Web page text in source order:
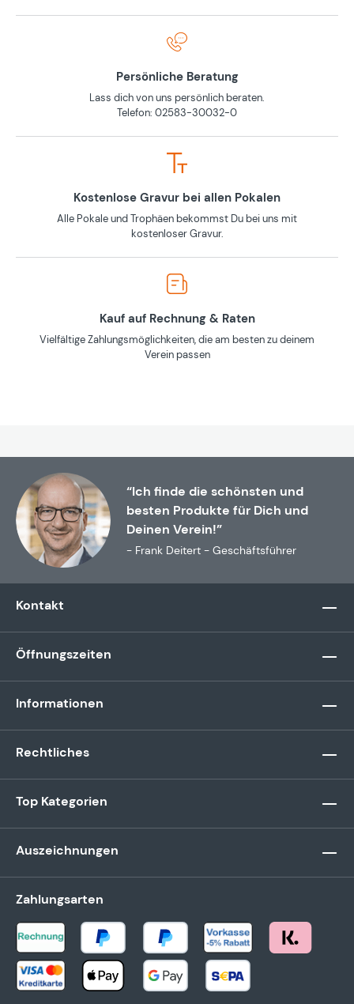
Persönliche Beratung
Lass dich von uns persönlich beraten.
Telefon: 02583-30032-0
Kostenlose Gravur bei allen Pokalen
Alle Pokale und Trophäen bekommst Du bei uns mit
kostenloser Gravur.
Kauf auf Rechnung & Raten
Vielfältige Zahlungsmöglichkeiten, die am besten zu deinem
Verein passen
“Ich finde die schönsten und
besten Produkte für Dich und
Deinen Verein!”
- Frank Deitert - Geschäftsführer
Kontakt
Öffnungszeiten
Informationen
Rechtliches
Top Kategorien
Auszeichnungen
Zahlungsarten